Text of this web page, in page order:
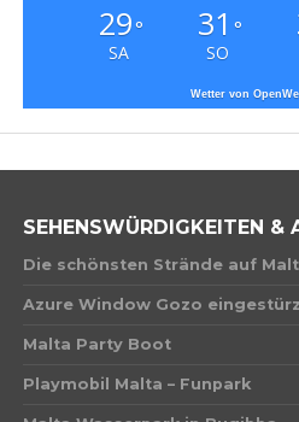
29°
SA
31 °
SO
Wetter von
SEHENSWÜRDIGKEITEN &
Die schönsten Strände auf
Azure Window Gozo
Malta Party Boot
Playmobil Malta – Funpark